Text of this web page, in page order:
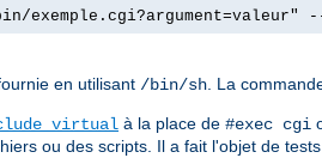
en utilisant /bin/sh. La
virtual à la place de #exec cgi
ou des scripts. Il a fait l'objet de